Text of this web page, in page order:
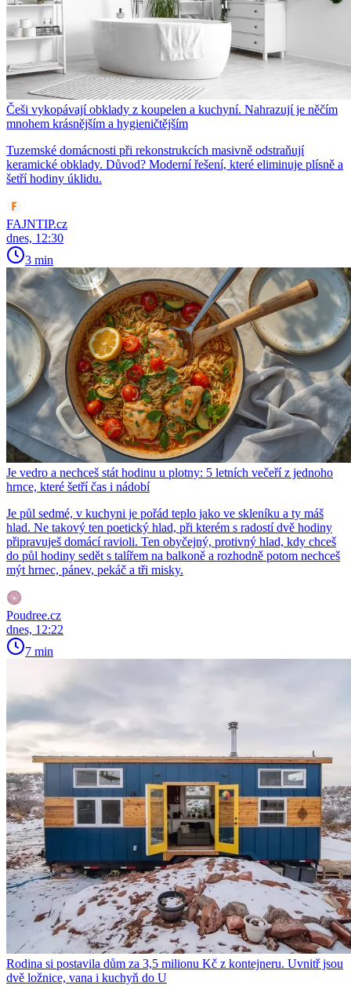
Češi vykopávají obklady z koupelen a kuchyní. Nahrazují je něčím
mnohem krásnějším a hygieničtějším
Tuzemské domácnosti při rekonstrukcích masivně odstraňují
keramické obklady. Důvod? Moderní řešení, které eliminuje plísně a
šetří hodiny úklidu.
FAJNTIP.cz
dnes, 12:30
3 min
Je vedro a nechceš stát hodinu u plotny: 5 letních večeří z jednoho
hrnce, které šetří čas i nádobí
Je půl sedmé, v kuchyni je pořád teplo jako ve skleníku a ty máš
hlad. Ne takový ten poetický hlad, při kterém s radostí dvě hodiny
připravuješ domácí ravioli. Ten obyčejný, protivný hlad, kdy chceš
do půl hodiny sedět s talířem na balkoně a rozhodně potom nechceš
mýt hrnec, pánev, pekáč a tři misky.
Poudree.cz
dnes, 12:22
7 min
Rodina si postavila dům za 3,5 milionu Kč z kontejneru. Uvnitř jsou
dvě ložnice, vana i kuchyň do U